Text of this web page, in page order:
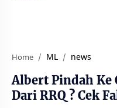
Home ML news
Albert Pindah Ke
Dari RRQ ? Cek